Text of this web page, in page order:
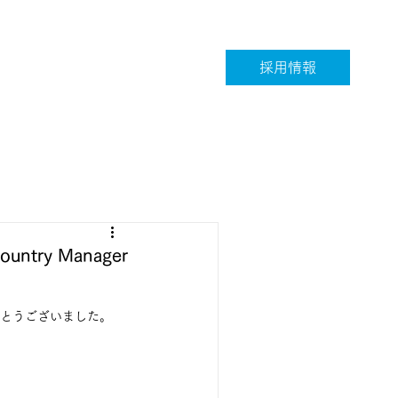
採用情報
Manager
うございました。